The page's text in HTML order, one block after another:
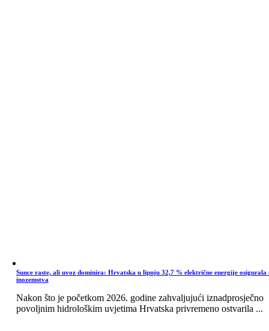
Sunce raste, ali uvoz dominira: Hrvatska u lipnju 32,7 % električne energije osigurala
inozemstva
Nakon što je početkom 2026. godine zahvaljujući iznadprosječno
povoljnim hidrološkim uvjetima Hrvatska privremeno ostvarila ...